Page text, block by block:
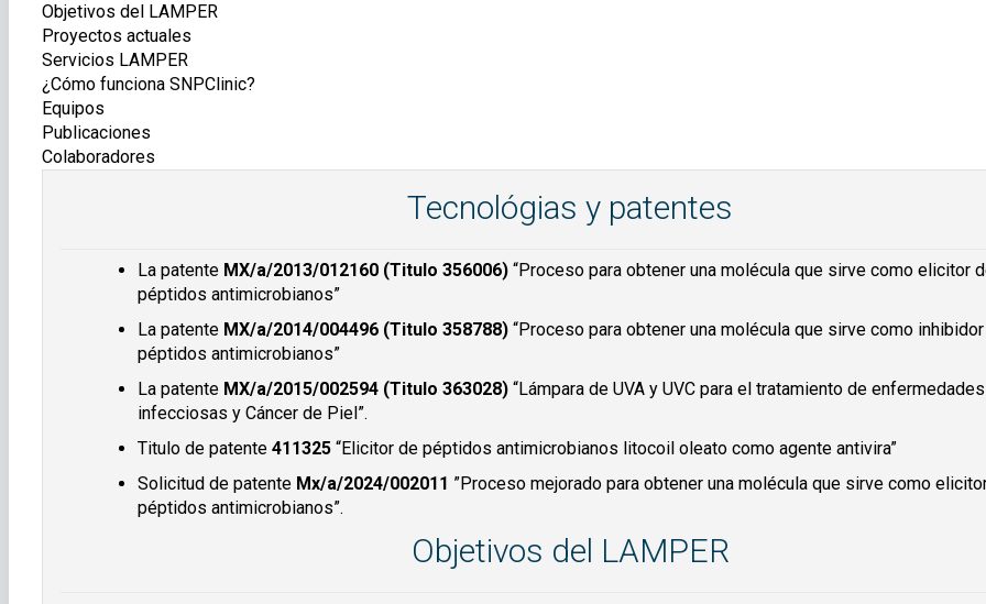
Objetivos del LAMPER
Proyectos actuales
Servicios LAMPER
¿Cómo funciona SNPClinic?
Equipos
Publicaciones
Colaboradores
Tecnológias y patentes
La patente MX/a/2013/012160 (Titulo 356006)“Proceso para obtener una molécula que sirve como elicitor
péptidos antimicrobianos”
La patente MX/a/2014/004496 (Titulo 358788) “Proceso para obtener una molécula que sirve como
péptidos antimicrobianos”
La patente MX/a/2015/002594 (Titulo 363028) “Lámpara de UVA y UVC para el tratamiento de enfermedades
infecciosas y Cáncer de Piel”.
Titulo de patente411325“Elicitor de péptidos antimicrobianos litocoil oleato como agente antivira”
Solicitud de patente Mx/a/2024/002011 ”Proceso mejorado para obtener una molécula que sirve como
péptidos antimicrobianos”.
Objetivos del LAMPER